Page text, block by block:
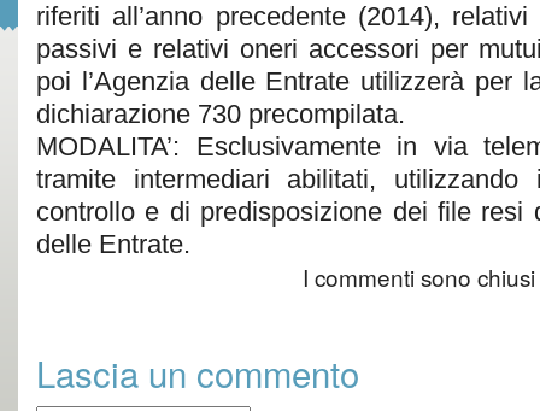
riferiti all’anno precedente (2014),
passivi e relativi oneri accessori per
poi l’Agenzia delle Entrate utilizzerà per
dichiarazione 730 precompilata.
MODALITA’: Esclusivamente in via
tramite intermediari abilitati,
controllo e di predisposizione dei file resi
delle Entrate.
I commenti sono chiusi
Lascia un commento